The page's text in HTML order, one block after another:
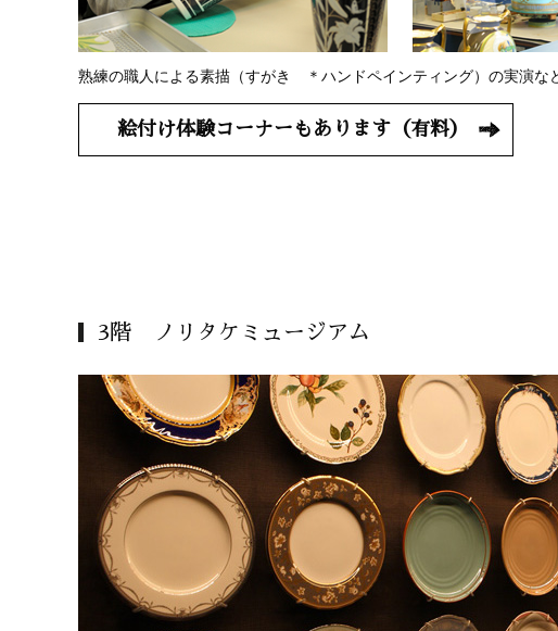
熟練の職人による素描（すがき ＊ハンドペインティング）の実演な
絵付け体験コーナーもあります（有料）
3階 ノリタケミュージアム